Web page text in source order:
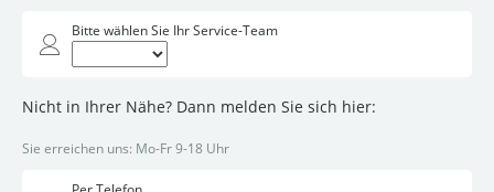
Bitte wählen Sie Ihr Service-Team
Nicht in Ihrer Nähe? Dann melden Sie sich hier:
Sie erreichen uns: Mo-Fr 9-18 Uhr